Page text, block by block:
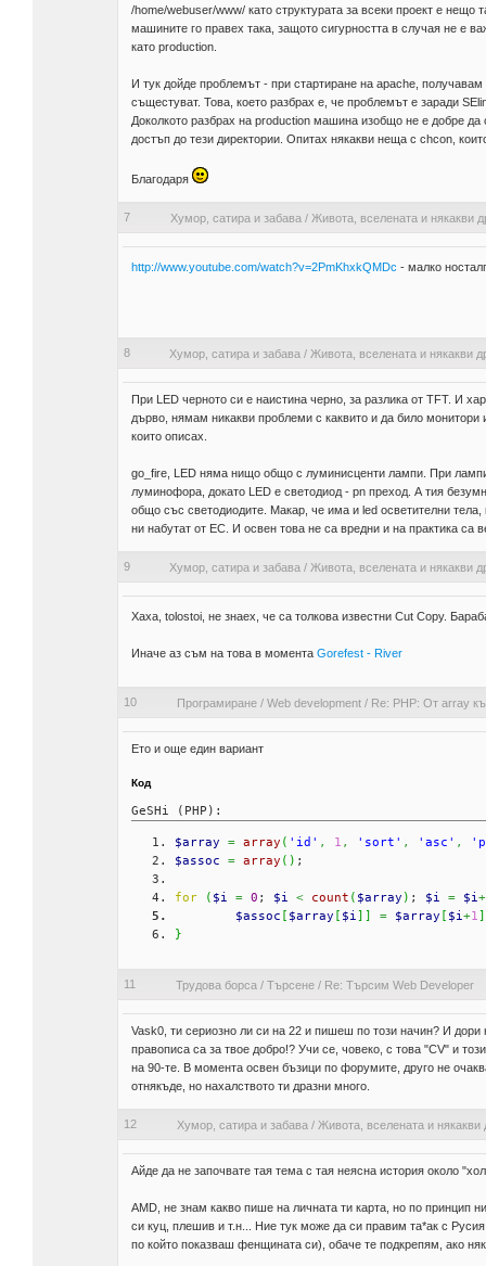
/home/webuser/www/ като структурата за всеки проект е
машините го правех така, защото сигурността в случая не е
като production.
И тук дойде проблемът - при стартиране на apache,
същестуват. Това, което разбрах е, че проблемът е заради
Доколкото разбрах на production машина изобщо не е добре да
достъп до тези директории. Опитах някакви неща с chcon,
Благодаря
7 Хумор, сатира и забава / Живота, вселената и някакви
http://www.youtube.com/watch?v=2PmKhxkQMDc - малко
8 Хумор, сатира и забава / Живота, вселената и някакви
При LED черното си е наистина черно, за разлика от TFT. И
дърво, нямам никакви проблеми с каквито и да било
които описах.
go_fire, LED няма нищо общо с луминисценти лампи. При
луминофора, докато LED е светодиод - pn преход. А тия
общо със светодиодите. Макар, че има и led осветителни тела,
ни набутат от ЕС. И освен това не са вредни и на практика са
9 Хумор, сатира и забава / Живота, вселената и някакви
Хаха, tolostoi, не знаех, че са толкова известни Cut Copy.
Иначе аз съм на това в момента Gorefest - River
10 Програмиране/ Web development/ Re: PHP: От array
Ето и още един вариант
Код
GeSHi (PHP):
$array = array ( 'id' , 1 , 'sort' , 'asc' ,
$assoc
= array ( ) ;
for ( $i = 0 ; $i < count ( $array ) ; $i = $i+
$assoc
$array $i = $array $i+1
}
11 Трудова борса / Търсене/ Re: Търсим Web Developer
Vask0, ти сериозно ли си на 22 и пишеш по този начин? И
правописа са за твое добро!? Учи се, човеко, с това "CV" и
на 90-те. В момента освен бъзици по форумите, друго не
отнякъде, но нахалството ти дразни много.
12 Хумор, сатира и забава / Живота, вселената и някакви
Айде да не започвате тая тема с тая неясна история около
AMD, не знам какво пише на личната ти карта, но по принцип
си куц, плешив и т.н... Ние тук може да си правим та*ак с
по който показваш фенщината си), обаче те подкрепям, ако